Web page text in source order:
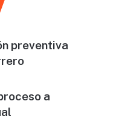
preventiva
a